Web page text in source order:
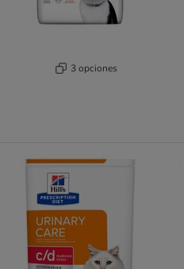
3 opciones